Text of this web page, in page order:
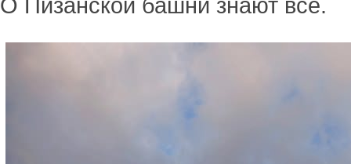
О Пизанской башни знают все.